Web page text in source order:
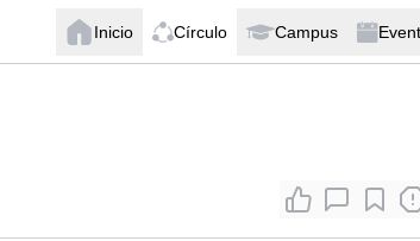
Inicio Círculo Campus